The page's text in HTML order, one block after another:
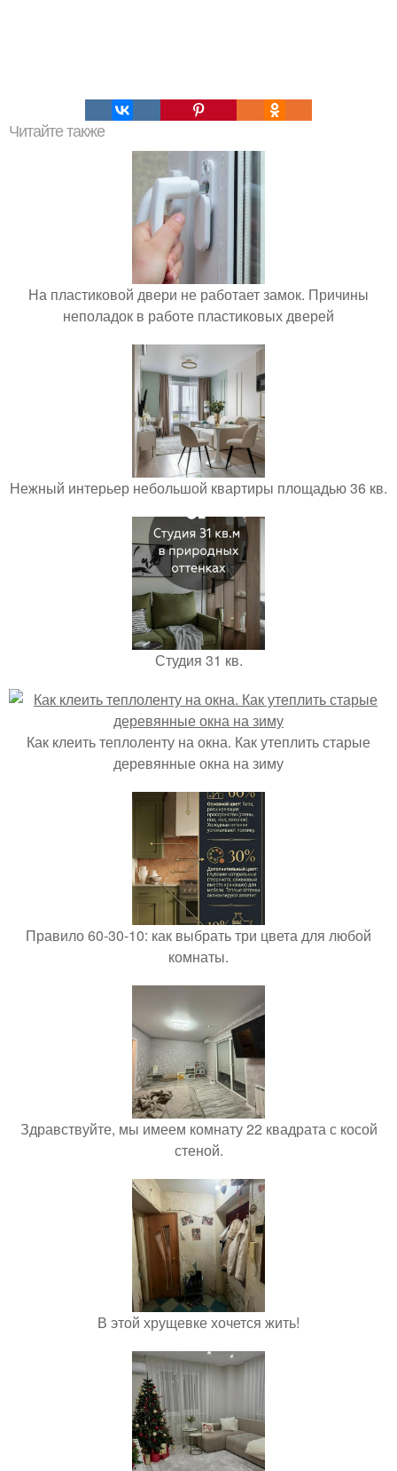
Читайте также
На пластиковой двери не работает замок. Причины
неполадок в работе пластиковых дверей
Нежный интерьер небольшой квартиры площадью 36 кв.
Студия 31 кв.
Как клеить теплоленту на окна. Как утеплить старые
деревянные окна на зиму
Правило 60-30-10: как выбрать три цвета для любой
комнаты.
Здравствуйте, мы имеем комнату 22 квадрата с косой
стеной.
В этой хрущевке хочется жить!